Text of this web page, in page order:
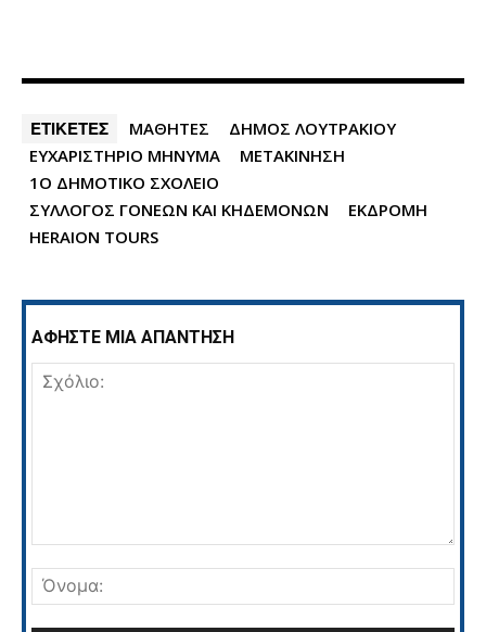
ΕΤΙΚΕΤΕΣ ΜΑΘΗΤΕΣ
ΔΗΜΟΣ ΛΟΥΤΡΑΚΙΟΥ
ΕΥΧΑΡΙΣΤΗΡΙΟ ΜΗΝΥΜΑ
ΜΕΤΑΚΙΝΗΣΗ
1Ο ΔΗΜΟΤΙΚΟ ΣΧΟΛΕΙΟ
ΣΥΛΛΟΓΟΣ ΓΟΝΕΩΝ ΚΑΙ ΚΗΔΕΜΟΝΩΝ
ΕΚΔΡΟΜΗ
HERAION TOURS
ΑΦΗΣΤΕ ΜΙΑ ΑΠΑΝΤΗΣΗ